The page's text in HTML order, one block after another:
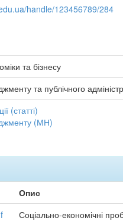
handle/123456789/284
та бізнесу
та публічного
(статті)
(МН)
Опис
Соціально-економічні